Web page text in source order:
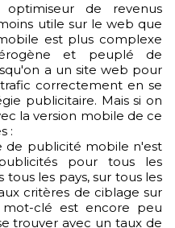
de revenus
utile sur le web que
est plus complexe
et peuplé de
a un site web pour
correctement en se
publicitaire. Mais si on
la version mobile de ce
:
de publicité mobile n'est
pour tous les
les pays, sur tous les
critères de ciblage sur
clé est encore peu
trouver avec un taux de